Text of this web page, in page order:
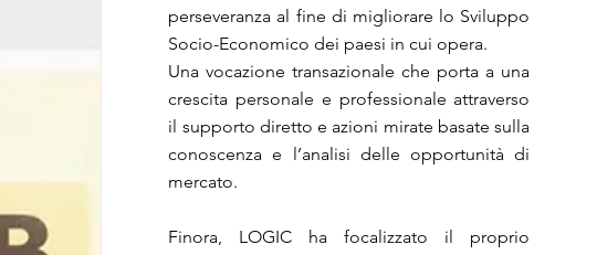
perseveranza al fine di migliorare lo Sviluppo
Socio-Economico dei paesi in cui opera.
Una vocazione transazionale che porta a una
crescita personale e professionale attraverso
il supporto diretto e azioni mirate basate sulla
conoscenza e l’analisi delle opportunità di
mercato.
Finora, LOGIC ha focalizzato il proprio